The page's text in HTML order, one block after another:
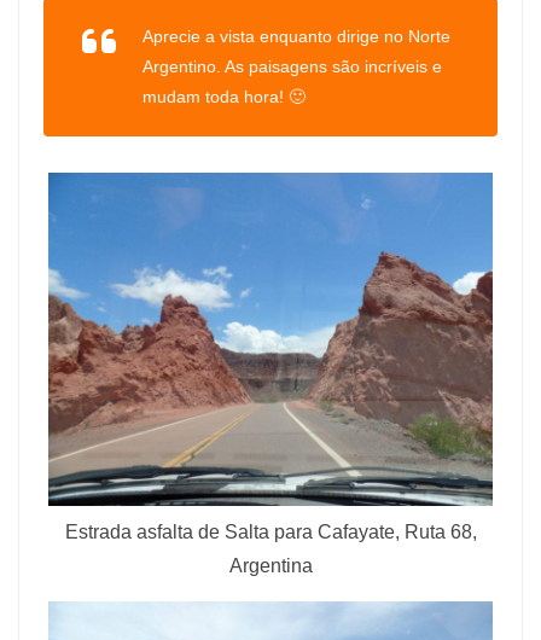
Aprecie a vista enquanto dirige no Norte
Argentino. As paisagens são incríveis e
mudam toda hora! 🙂
Estrada asfalta de Salta para Cafayate, Ruta 68,
Argentina